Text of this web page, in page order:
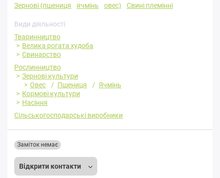
Зернові (пшениця
ячмінь овес) Свині племінні
Види діяльності
Тваринництво
Велика рогата худоба
Свинарство
Рослинництво
Зернові культури
Овес
Пшениця
Ячмінь
Кормові культури
Насіння
Сільськогосподарські виробники
Відкрити контакти
Заміток немає